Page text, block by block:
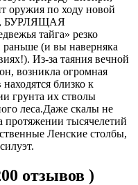
оружия по ходу новой
БУРЛЯЩАЯ
тайга» резко
раньше (и вы наверняка
Из-за таяния вечной
возникла огромная
близко к
грунта их стволы
леса.Даже скалы не
протяжении тысячелетий
Ленские столбы,
отзывов )